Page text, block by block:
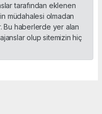
tarafından eklenen
müdahalesi olmadan
Bu haberlerde yer alan
olup sitemizin hiç